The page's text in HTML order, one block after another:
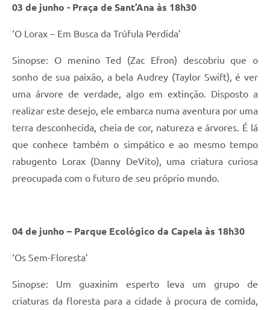
03 de junho - Praça de Sant’Ana às 18h30
‘O Lorax – Em Busca da Trúfula Perdida’
Sinopse: O menino Ted (Zac Efron) descobriu que o
sonho de sua paixão, a bela Audrey (Taylor Swift), é ver
uma árvore de verdade, algo em extinção. Disposto a
realizar este desejo, ele embarca numa aventura por uma
terra desconhecida, cheia de cor, natureza e árvores. É lá
que conhece também o simpático e ao mesmo tempo
rabugento Lorax (Danny DeVito), uma criatura curiosa
preocupada com o futuro de seu próprio mundo.
04 de junho – Parque Ecológico da Capela às 18h30
‘Os Sem-Floresta’
Sinopse: Um guaxinim esperto leva um grupo de
criaturas da floresta para a cidade à procura de comida,